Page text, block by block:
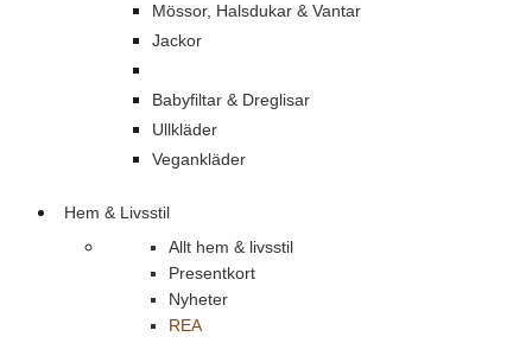
Mössor, Halsdukar & Vantar
Jackor
Babyfiltar & Dreglisar
Ullkläder
Vegankläder
Hem & Livsstil
Allt hem & livsstil
Presentkort
Nyheter
REA